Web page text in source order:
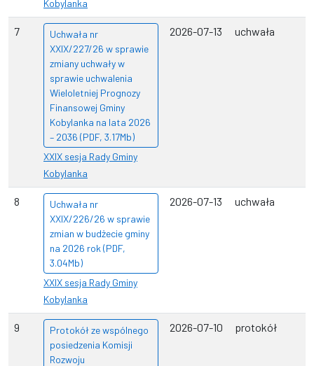
Kobylanka
7
Uchwała nr
XXIX/227/26 w sprawie
zmiany uchwały w
sprawie uchwalenia
Wieloletniej Prognozy
Finansowej Gminy
Kobylanka na lata 2026
– 2036 (PDF, 3.17Mb)
XXIX sesja Rady Gminy
Kobylanka
2026-07-13 uchwała
8
Uchwała nr
XXIX/226/26 w sprawie
zmian w budżecie gminy
na 2026 rok (PDF,
3.04Mb)
XXIX sesja Rady Gminy
Kobylanka
2026-07-13 uchwała
9
Protokół ze wspólnego
posiedzenia Komisji
Rozwoju
2026-07-10 protokół